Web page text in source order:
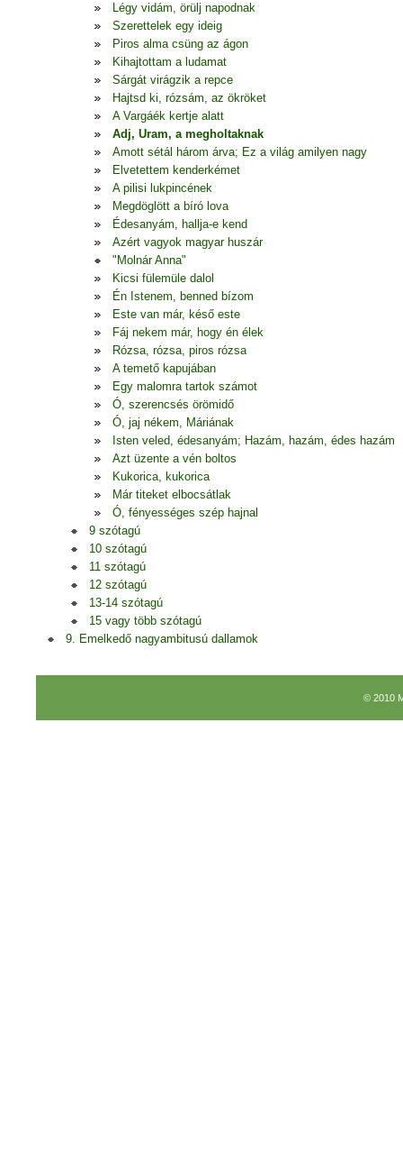
Légy vidám, örülj napodnak
Szerettelek egy ideig
Piros alma csüng az ágon
Kihajtottam a ludamat
Sárgát virágzik a repce
Hajtsd ki, rózsám, az ökröket
A Vargáék kertje alatt
Adj, Uram, a megholtaknak
Amott sétál három árva; Ez a világ amilyen nagy
Elvetettem kenderkémet
A pilisi lukpincének
Megdöglött a bíró lova
Édesanyám, hallja-e kend
Azért vagyok magyar huszár
"Molnár Anna"
Kicsi fülemüle dalol
Én Istenem, benned bízom
Este van már, késő este
Fáj nekem már, hogy én élek
Rózsa, rózsa, piros rózsa
A temető kapujában
Egy malomra tartok számot
Ó, szerencsés örömidő
Ó, jaj nékem, Máriának
Isten veled, édesanyám; Hazám, hazám, édes hazám
Azt üzente a vén boltos
Kukorica, kukorica
Már titeket elbocsátlak
Ó, fényességes szép hajnal
9 szótagú
10 szótagú
11 szótagú
12 szótagú
13-14 szótagú
15 vagy több szótagú
9. Emelkedő nagyambitusú dallamok
© 2010